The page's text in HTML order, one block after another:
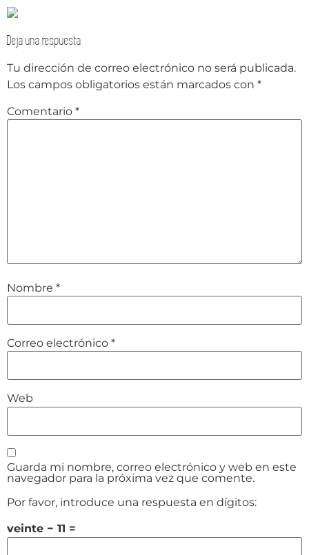
Deja una respuesta
Tu dirección de correo electrónico no será publicada.
Los campos obligatorios están marcados con *
Comentario *
Nombre *
Correo electrónico *
Web
Guarda mi nombre, correo electrónico y web en este
navegador para la próxima vez que comente.
Por favor, introduce una respuesta en dígitos:
veinte − 11 =